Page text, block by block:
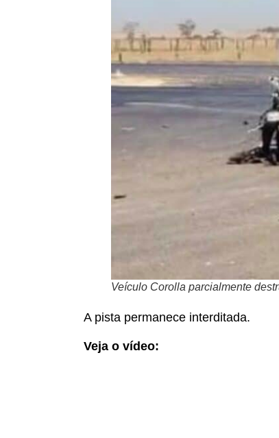
Veículo Corolla parcialmente
A pista permanece interditada.
Veja o vídeo: